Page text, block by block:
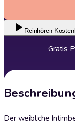
Reinhören
Gratis
Der weibliche